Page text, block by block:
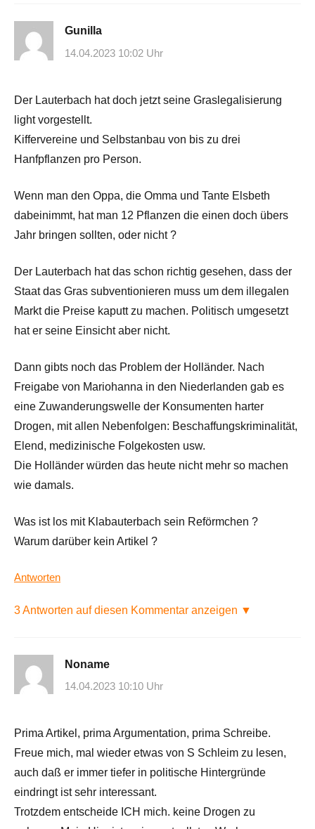
Gunilla
14.04.2023 10:02 Uhr
Der Lauterbach hat doch jetzt seine Graslegalisierung
light vorgestellt.
Kiffervereine und Selbstanbau von bis zu drei
Hanfpflanzen pro Person.
Wenn man den Oppa, die Omma und Tante Elsbeth
dabeinimmt, hat man 12 Pflanzen die einen doch übers
Jahr bringen sollten, oder nicht ?
Der Lauterbach hat das schon richtig gesehen, dass der
Staat das Gras subventionieren muss um dem illegalen
Markt die Preise kaputt zu machen. Politisch umgesetzt
hat er seine Einsicht aber nicht.
Dann gibts noch das Problem der Holländer. Nach
Freigabe von Mariohanna in den Niederlanden gab es
eine Zuwanderungswelle der Konsumenten harter
Drogen, mit allen Nebenfolgen: Beschaffungskriminalität,
Elend, medizinische Folgekosten usw.
Die Holländer würden das heute nicht mehr so machen
wie damals.
Was ist los mit Klabauterbach sein Reförmchen ?
Warum darüber kein Artikel ?
Antworten
3 Antworten auf diesen Kommentar anzeigen ▼
Noname
14.04.2023 10:10 Uhr
Prima Artikel, prima Argumentation, prima Schreibe.
Freue mich, mal wieder etwas von S Schleim zu lesen,
auch daß er immer tiefer in politische Hintergründe
eindringt ist sehr interessant.
Trotzdem entscheide ICH mich. keine Drogen zu